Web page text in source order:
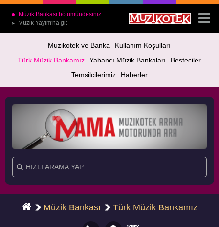
Müzik Bankası bölümündesiniz
➤ Müzik Yayım'na git
Muzikotek ve Banka
Kullanım Koşulları
Türk Müzik Bankamız
Yabancı Müzik Bankaları
Besteciler
Temsilcilerimiz
Haberler
Müzik Bankası Türk Müzik Bankamız